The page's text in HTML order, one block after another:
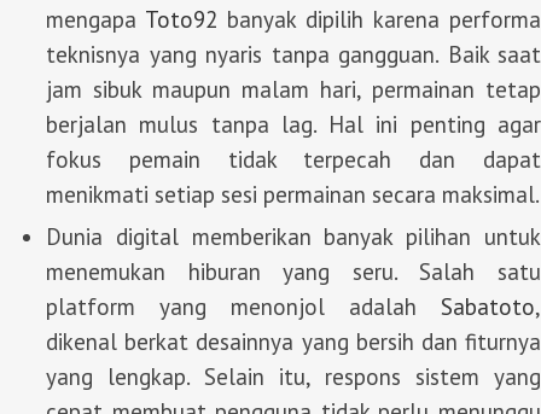
mengapa Toto92 banyak dipilih karena performa
teknisnya yang nyaris tanpa gangguan. Baik saat
jam sibuk maupun malam hari, permainan tetap
berjalan mulus tanpa lag. Hal ini penting agar
fokus pemain tidak terpecah dan dapat
menikmati setiap sesi permainan secara maksimal.
Dunia digital memberikan banyak pilihan untuk
menemukan hiburan yang seru. Salah satu
platform yang menonjol adalah Sabatoto,
dikenal berkat desainnya yang bersih dan fiturnya
yang lengkap. Selain itu, respons sistem yang